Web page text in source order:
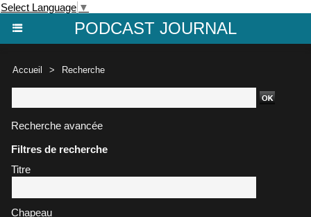
Select Language ▼
PODCAST JOURNAL
Accueil > Recherche
Recherche avancée
Filtres de recherche
Titre
Chapeau